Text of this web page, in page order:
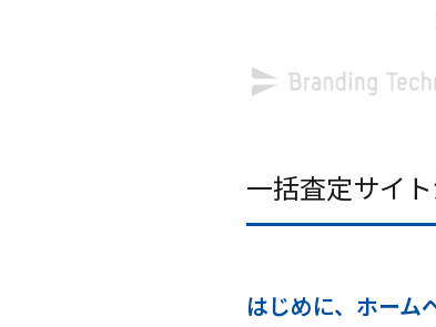
一括査定サイ
はじめに、ホーム